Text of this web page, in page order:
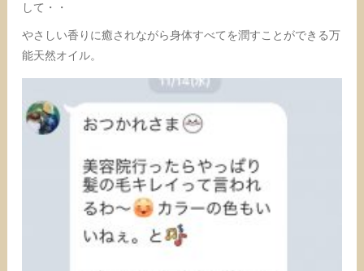
して・・
やさしい香りに癒されながら身体すべてを潤すことができる万
能天然オイル。